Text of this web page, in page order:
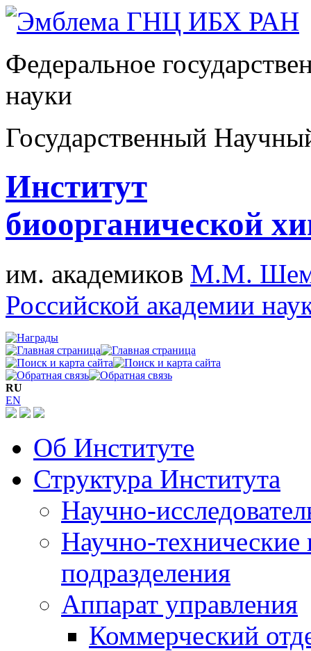
Федеральное
науки
Государственный
Институт
биоорганической
им. академиков М.М.
Российской академии
RU
EN
Об Институте
Структура Института
Научно-
Научно-технические
подразделения
Аппарат управления
Коммерческий